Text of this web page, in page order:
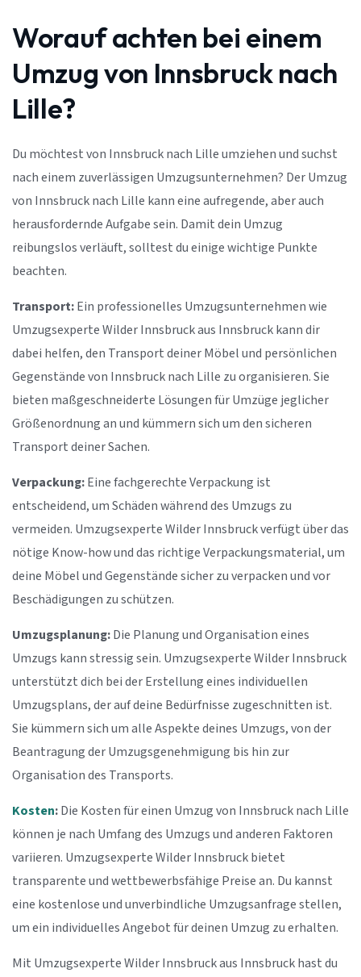
Worauf achten bei einem
Umzug von Innsbruck nach
Lille?
Du möchtest von Innsbruck nach Lille umziehen und suchst
nach einem zuverlässigen Umzugsunternehmen? Der Umzug
von Innsbruck nach Lille kann eine aufregende, aber auch
herausfordernde Aufgabe sein. Damit dein Umzug
reibungslos verläuft, solltest du einige wichtige Punkte
beachten.
Transport:Ein professionelles Umzugsunternehmen wie
Umzugsexperte Wilder Innsbruck aus Innsbruck kann dir
dabei helfen, den Transport deiner Möbel und persönlichen
Gegenstände von Innsbruck nach Lille zu organisieren. Sie
bieten maßgeschneiderte Lösungen für Umzüge jeglicher
Größenordnung an und kümmern sich um den sicheren
Transport deiner Sachen.
Verpackung:Eine fachgerechte Verpackung ist
entscheidend, um Schäden während des Umzugs zu
vermeiden. Umzugsexperte Wilder Innsbruck verfügt über das
nötige Know-how und das richtige Verpackungsmaterial, um
deine Möbel und Gegenstände sicher zu verpacken und vor
Beschädigungen zu schützen.
Umzugsplanung:Die Planung und Organisation eines
Umzugs kann stressig sein. Umzugsexperte Wilder Innsbruck
unterstützt dich bei der Erstellung eines individuellen
Umzugsplans, der auf deine Bedürfnisse zugeschnitten ist.
Sie kümmern sich um alle Aspekte deines Umzugs, von der
Beantragung der Umzugsgenehmigung bis hin zur
Organisation des Transports.
Kosten:Die Kosten für einen Umzug von Innsbruck nach Lille
können je nach Umfang des Umzugs und anderen Faktoren
variieren. Umzugsexperte Wilder Innsbruck bietet
transparente und wettbewerbsfähige Preise an. Du kannst
eine kostenlose und unverbindliche Umzugsanfrage stellen,
um ein individuelles Angebot für deinen Umzug zu erhalten.
Mit Umzugsexperte Wilder Innsbruck aus Innsbruck hast du